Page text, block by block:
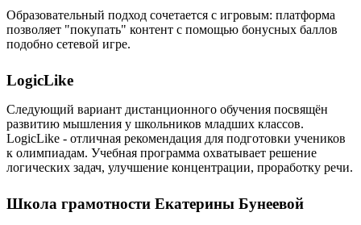
Образовательный подход сочетается с игровым: платформа
позволяет "покупать" контент с помощью бонусных баллов
подобно сетевой игре.
LogicLike
Следующий вариант дистанционного обучения посвящён
развитию мышления у школьников младших классов.
LogicLike - отличная рекомендация для подготовки учеников
к олимпиадам. Учебная программа охватывает решение
логических задач, улучшение концентрации, проработку речи.
Школа грамотности Екатерины Бунеевой